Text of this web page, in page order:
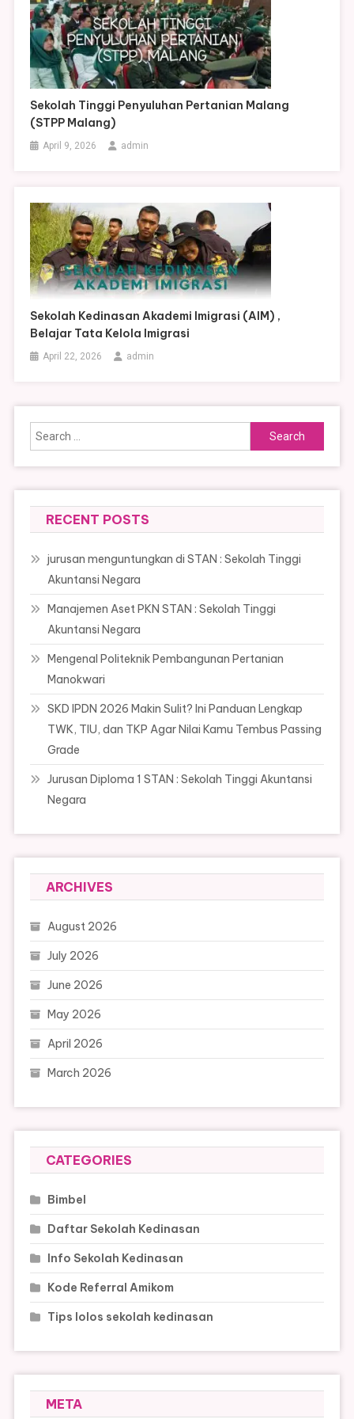
Sekolah Tinggi Penyuluhan Pertanian Malang
(STPP Malang)
April 9, 2026 admin
Sekolah Kedinasan Akademi Imigrasi (AIM) ,
Belajar Tata Kelola Imigrasi
April 22, 2026 admin
Search
for:
RECENT POSTS
jurusan menguntungkan di STAN : Sekolah Tinggi
Akuntansi Negara
Manajemen Aset PKN STAN : Sekolah Tinggi
Akuntansi Negara
Mengenal Politeknik Pembangunan Pertanian
Manokwari
SKD IPDN 2026 Makin Sulit? Ini Panduan Lengkap
TWK, TIU, dan TKP Agar Nilai Kamu Tembus Passing
Grade
Jurusan Diploma 1 STAN : Sekolah Tinggi Akuntansi
Negara
ARCHIVES
August 2026
July 2026
June 2026
May 2026
April 2026
March 2026
CATEGORIES
Bimbel
Daftar Sekolah Kedinasan
Info Sekolah Kedinasan
Kode Referral Amikom
Tips lolos sekolah kedinasan
META